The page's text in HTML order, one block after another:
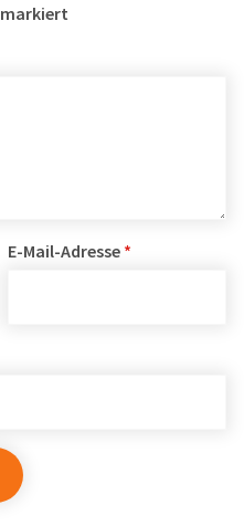
markiert
E-Mail-Adresse *